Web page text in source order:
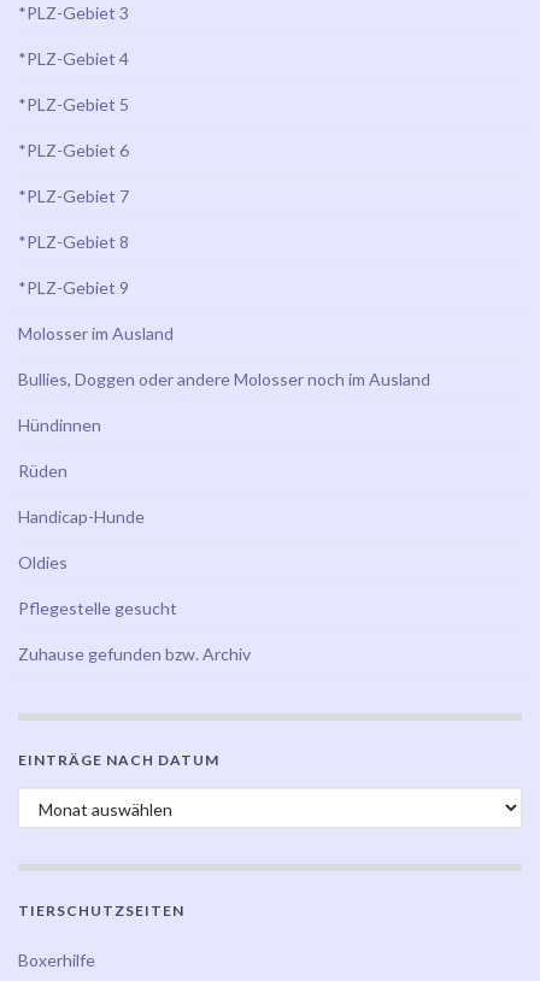
*PLZ-Gebiet 3
*PLZ-Gebiet 4
*PLZ-Gebiet 5
*PLZ-Gebiet 6
*PLZ-Gebiet 7
*PLZ-Gebiet 8
*PLZ-Gebiet 9
Molosser im Ausland
Bullies, Doggen oder andere Molosser noch im Ausland
Hündinnen
Rüden
Handicap-Hunde
Oldies
Pflegestelle gesucht
Zuhause gefunden bzw. Archiv
EINTRÄGE NACH DATUM
Einträge nach Datum
TIERSCHUTZSEITEN
Boxerhilfe